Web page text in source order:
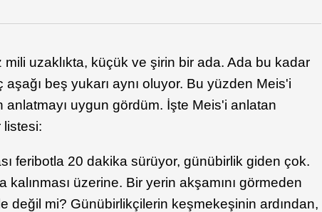
mili uzaklıkta, küçük ve şirin bir ada. Ada bu kadar
aşağı beş yukarı aynı oluyor. Bu yüzden Meis'i
uygun gördüm. İşte Meis'i anlatan
listesi:
feribotla 20 dakika sürüyor, günübirlik giden çok.
üzerine. Bir yerin akşamını görmeden
değil mi? Günübirlikçilerin keşmekeşinin ardından,